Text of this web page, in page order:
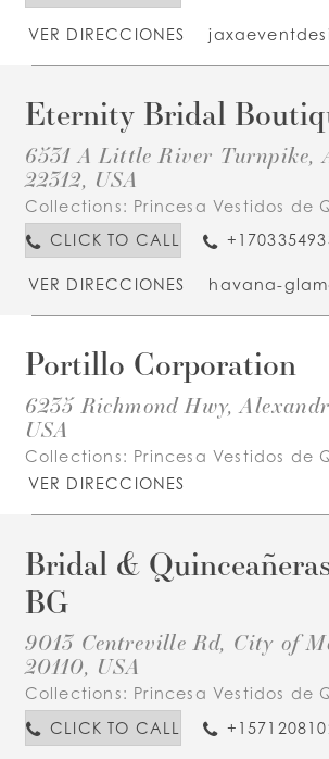
VER DIRECCIONES
Eternity Bridal
6531 A Little River Turnpike,
22312, USA
Collections: Princesa Vestidos de
CLICK TO CALL
VER DIRECCIONES havana-
Portillo Corporation
6235 Richmond Hwy,
USA
Collections: Princesa Vestidos de
VER DIRECCIONES
Bridal &
BG
9013 Centreville Rd, City of
20110, USA
Collections: Princesa Vestidos de
CLICK TO CALL